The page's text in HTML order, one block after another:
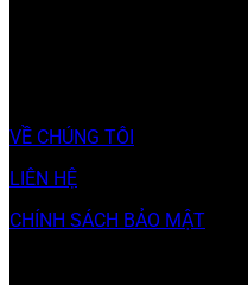
VỀ CHÚNG TÔI
LIÊN HỆ
CHÍNH SÁCH BẢO MẬT